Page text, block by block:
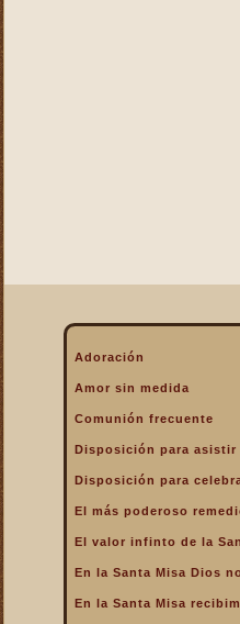
Encarnación
La Eucaristía y la Pasión
La Santa Misa a la hora de
La Santa Misa alcanza el
mayor mérito
La Santa Misa aumenta la
gloria a todos los santos
Adoración
Amor sin medida
Comunión frecuente
Disposición para asistir
Disposición para
El más poderoso
El valor infinto de la
En la Santa Misa Dios
En la Santa Misa